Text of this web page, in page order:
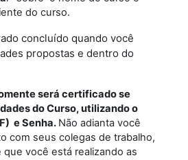
do curso.
concluído quando você
propostas e dentro do
será certificado se
do Curso, utilizando o
e Senha. Não adianta você
com seus colegas de trabalho,
você está realizando as